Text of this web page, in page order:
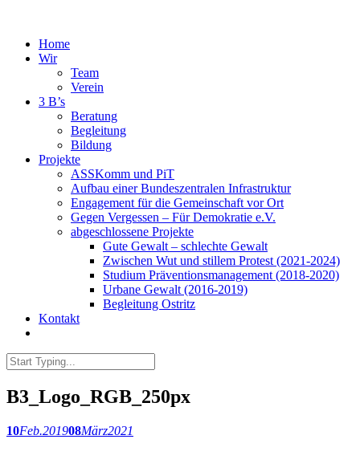
Home
Wir
Team
Verein
3 B’s
Beratung
Begleitung
Bildung
Projekte
ASSKomm und PiT
Aufbau einer Bundeszentralen Infrastruktur
Engagement für die Gemeinschaft vor Ort
Gegen Vergessen – Für Demokratie e.V.
abgeschlossene Projekte
Gute Gewalt – schlechte Gewalt
Zwischen Wut und stillem Protest (2021-2024)
Studium Präventionsmanagement (2018-2020)
Urbane Gewalt (2016-2019)
Begleitung Ostritz
Kontakt
B3_Logo_RGB_250px
10Feb.201908März2021